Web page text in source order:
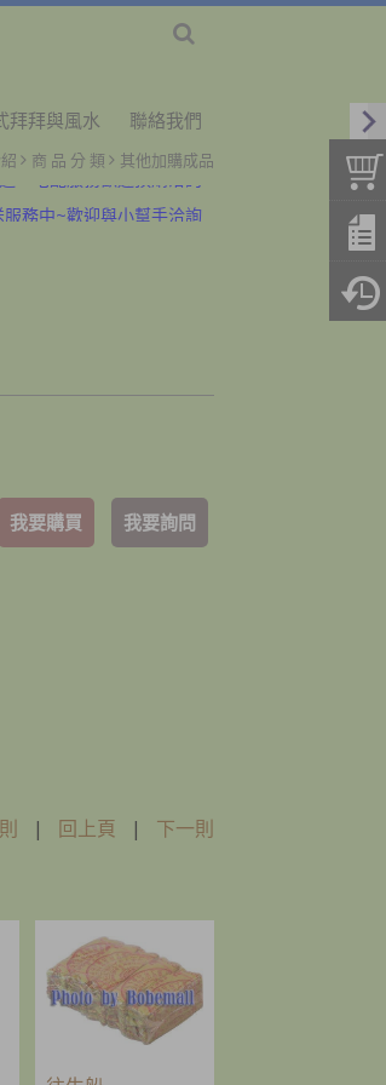
拜拜與風水 聯絡我們
商 品 分 類 其他加購成品
、宅配服務歡迎預購洽詢
務中~歡迎與小幫手洽詢
我要購買 我要詢問
| 回上頁 | 下一則